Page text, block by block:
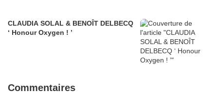
CLAUDIA SOLAL & BENOÎT DELBECQ
‘ Honour Oxygen ! ’
Commentaires